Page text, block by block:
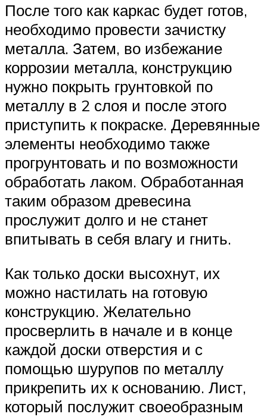
После того как каркас будет готов,
необходимо провести зачистку
металла. Затем, во избежание
коррозии металла, конструкцию
нужно покрыть грунтовкой по
металлу в 2 слоя и после этого
приступить к покраске. Деревянные
элементы необходимо также
прогрунтовать и по возможности
обработать лаком. Обработанная
таким образом древесина
прослужит долго и не станет
впитывать в себя влагу и гнить.
Как только доски высохнут, их
можно настилать на готовую
конструкцию. Желательно
просверлить в начале и в конце
каждой доски отверстия и с
помощью шурупов по металлу
прикрепить их к основанию. Лист,
который послужит своеобразным